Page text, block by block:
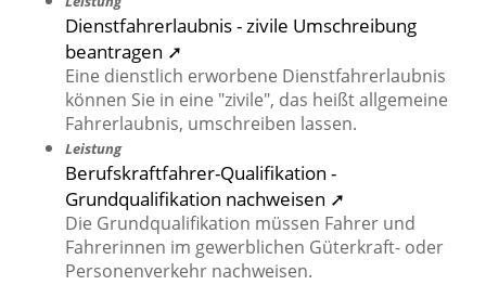
Dienstfahrerlaubnis - zivile Umschreibung
beantragen ➚
Eine dienstlich erworbene Dienstfahrerlaubnis
können Sie in eine "zivile", das heißt allgemeine
Fahrerlaubnis, umschreiben lassen.
Leistung
Berufskraftfahrer-Qualifikation -
Grundqualifikation nachweisen ➚
Die Grundqualifikation müssen Fahrer und
Fahrerinnen im gewerblichen Güterkraft- oder
Personenverkehr nachweisen.